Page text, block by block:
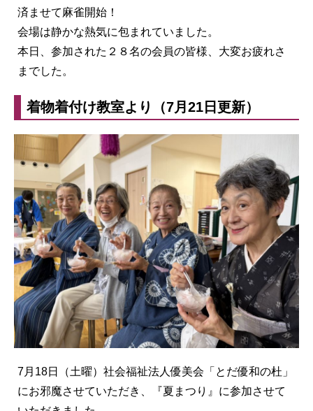
済ませて麻雀開始！
会場は静かな熱気に包まれていました。
本日、参加された２８名の会員の皆様、大変お疲れさ
までした。
着物着付け教室より（7月21日更新）
7月18日（土曜）社会福祉法人優美会「とだ優和の杜」
にお邪魔させていただき、『夏まつり』に参加させて